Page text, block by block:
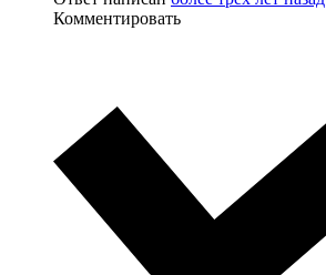
Комментировать